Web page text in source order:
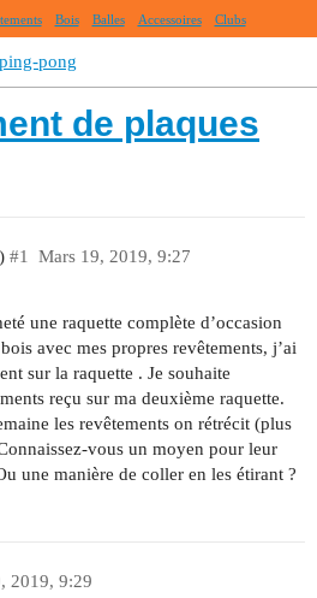
Bois Balles Accessoires Clubs
pong
de plaques
Mars 19, 2019, 9:27
#1
une raquette complète d’occasion
avec mes propres revêtements, j’ai
sur la raquette . Je souhaite
reçu sur ma deuxième raquette.
les revêtements on rétrécit (plus
vous un moyen pour leur
une manière de coller en les étirant ?
2019, 9:29